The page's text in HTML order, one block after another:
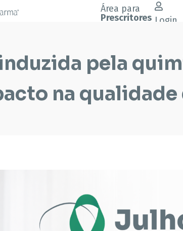
Área para
Prescritores Login
pela
na qualidade